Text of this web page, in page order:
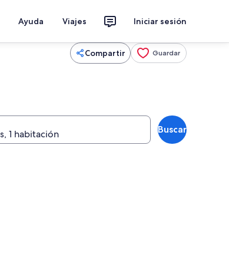
Ayuda Viajes Iniciar sesión
Compartir Guardar
Buscar